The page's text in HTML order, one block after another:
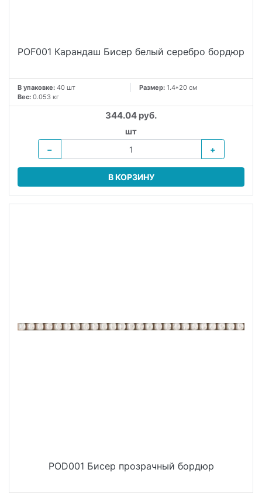
POF001 Карандаш Бисер белый серебро бордюр
В упаковке: 40 шт Размер: 1.4*20 см
Вес: 0.053 кг
344.04 руб.
шт
−
+
В КОРЗИНУ
POD001 Бисер прозрачный бордюр